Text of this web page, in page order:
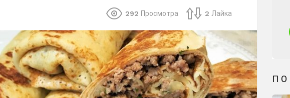
292 Просмотра 2 Лайка